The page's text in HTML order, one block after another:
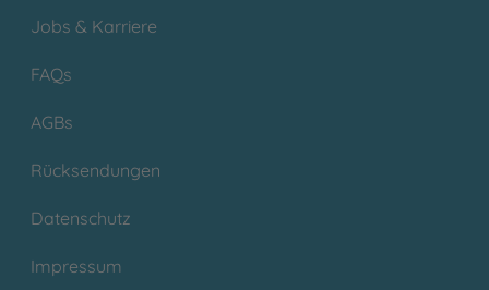
Jobs & Karriere
FAQs
AGBs
Rücksendungen
Datenschutz
Impressum